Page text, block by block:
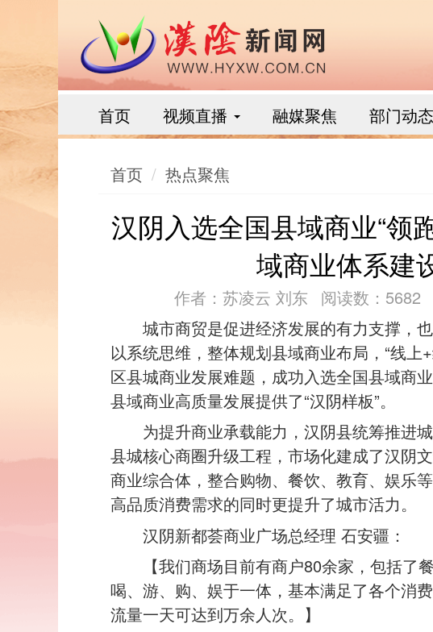
首页 视频直播 融媒聚焦 部门动态
首页 热点聚焦
汉阴入选全国县域商业“领
域商业体系建
作者：苏凌云 刘东 阅读数：5682
城市商贸是促进经济发展的有力支撑，
以系统思维，整体规划县域商业布局，“线上
区县城商业发展难题，成功入选全国县域商
县域商业高质量发展提供了“汉阴样板”。
为提升商业承载能力，汉阴县统筹推进
县城核心商圈升级工程，市场化建成了汉阴
商业综合体，整合购物、餐饮、教育、娱乐
高品质消费需求的同时更提升了城市活力。
汉阴新都荟商业广场总经理 石安疆：
【我们商场目前有商户80余家，包括了
喝、游、购、娱于一体，基本满足了各个消
流量一天可达到万余人次。】